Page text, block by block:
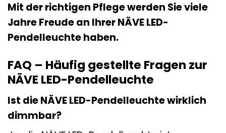
Mit der richtigen Pflege werden Sie viele
Jahre Freude an Ihrer NÄVE LED-
Pendelleuchte haben.
FAQ – Häufig gestellte Fragen zur
NÄVE LED-Pendelleuchte
Ist die NÄVE LED-Pendelleuchte wirklich
dimmbar?